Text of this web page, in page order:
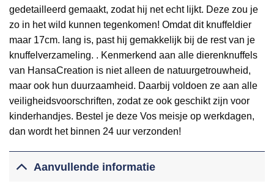
gedetailleerd gemaakt, zodat hij net echt lijkt. Deze zou je
zo in het wild kunnen tegenkomen! Omdat dit knuffeldier
maar 17cm. lang is, past hij gemakkelijk bij de rest van je
knuffelverzameling. . Kenmerkend aan alle dierenknuffels
van HansaCreation is niet alleen de natuurgetrouwheid,
maar ook hun duurzaamheid. Daarbij voldoen ze aan alle
veiligheidsvoorschriften, zodat ze ook geschikt zijn voor
kinderhandjes. Bestel je deze Vos meisje op werkdagen,
dan wordt het binnen 24 uur verzonden!
Aanvullende informatie